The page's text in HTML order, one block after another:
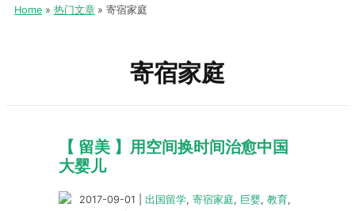
Home 热门文章 寄宿家庭
寄宿家庭
【 留美 】用空间换时间治愈中国
大婴儿
2017-09-01 出国留学, 寄宿家庭, 巨婴, 教育,